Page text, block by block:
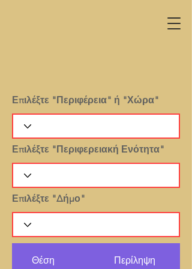
Επιλέξτε "Περιφέρεια" ή "Χώρα"
Θέση Περίληψη
Επιλέξτε "Περιφερειακή Ενότητα"
Επιλέξτε "Δήμο"